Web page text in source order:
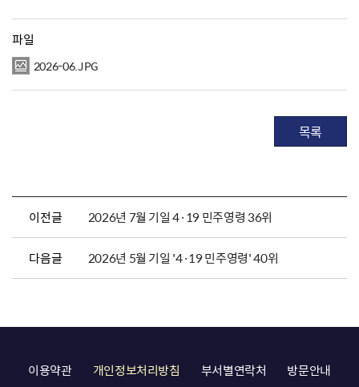
파일
2026-06.JPG
목록
이전글 2026년 7월 기일 4·19 민주영령 36위
다음글 2026년 5월 기일 '4·19 민주영령' 40위
이용약관 개인정보처리방침 부서별연락처
방문안내